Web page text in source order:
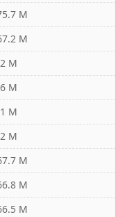
M
M
M
M
M
M
M
M
M